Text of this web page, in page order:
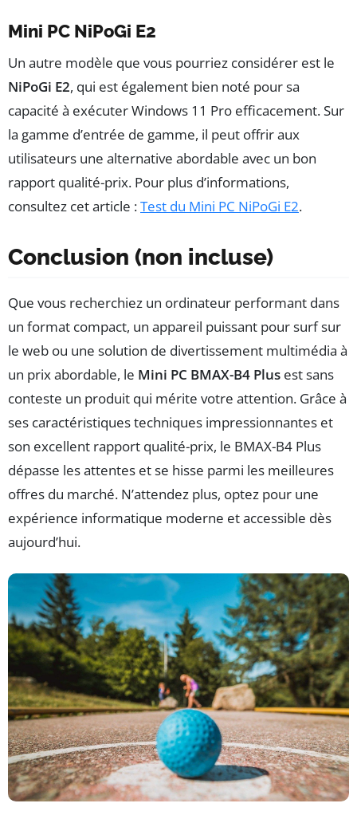
Mini PC NiPoGi E2
Un autre modèle que vous pourriez considérer est le
NiPoGi E2, qui est également bien noté pour sa
capacité à exécuter Windows 11 Pro efficacement. Sur
la gamme d’entrée de gamme, il peut offrir aux
utilisateurs une alternative abordable avec un bon
rapport qualité-prix. Pour plus d’informations,
consultez cet article :Test du Mini PC NiPoGi E2.
Conclusion (non incluse)
Que vous recherchiez un ordinateur performant dans
un format compact, un appareil puissant pour surf sur
le web ou une solution de divertissement multimédia à
un prix abordable, le Mini PC BMAX-B4 Plus est sans
conteste un produit qui mérite votre attention. Grâce à
ses caractéristiques techniques impressionnantes et
son excellent rapport qualité-prix, le BMAX-B4 Plus
dépasse les attentes et se hisse parmi les meilleures
offres du marché. N’attendez plus, optez pour une
expérience informatique moderne et accessible dès
aujourd’hui.